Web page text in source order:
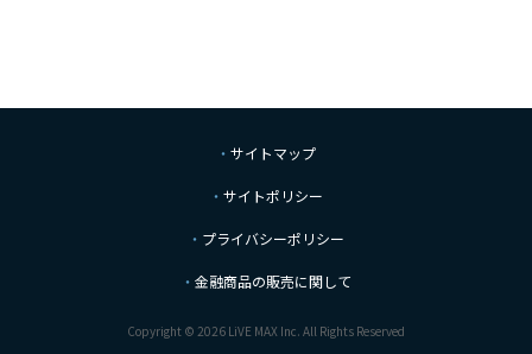
サイトマップ
サイトポリシー
プライバシーポリシー
金融商品の販売に関して
Copyright © 2026 LiVE MAX Inc. All Rights Reserved